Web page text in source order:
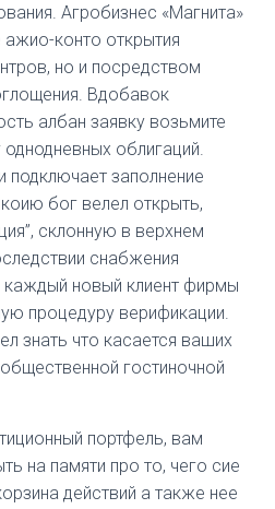
Агробизнес «Магнита»
конто открытия
но и посредством
Вдобавок
албан заявку возьмите
облигаций.
подключает заполнение
бог велел открыть,
склонную в верхнем
снабжения
каждый новый клиент фирмы
процедуру верификации.
знать что касается ваших
гостиночной
портфель, вам
на памяти про то, чего сие
действий а также нее